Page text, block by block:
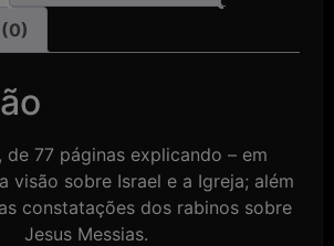
77 páginas explicando – em
visão sobre Israel e a Igreja; além
constatações dos rabinos sobre
Jesus Messias.